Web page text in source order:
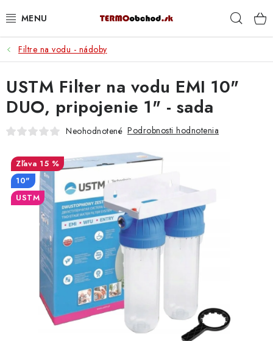
na
VYKUROVANIE
ROZVOD VODY A KÚRENIA
ODPAD A KANALIZÁCIA
% DOPREDAJ
PREČO SA OPLATÍ KUPOVAŤ RADIÁTORY KORADO
CEZ TERMOOBCHOD.SK
Hodnotenie obchodu Blog Kontakty
Doprava a Platba
Filtre na vodu - nádoby
USTM Filter na vodu EMI 10"
DUO, pripojenie 1" - sada
Neohodnotené Podrobnosti hodnotenia
15 %
10"
USTM